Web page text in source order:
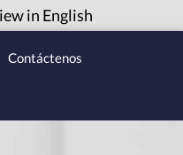
in English
Contáctenos